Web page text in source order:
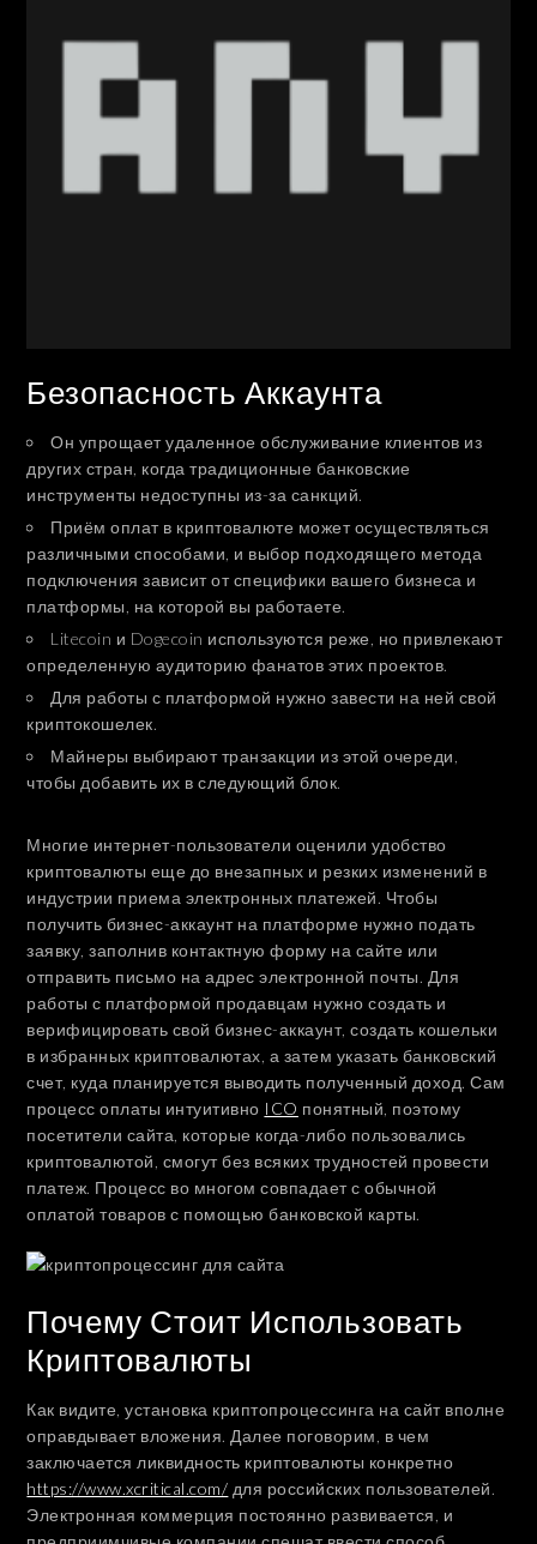
Безопасность Аккаунта
Он упрощает удаленное обслуживание клиентов из
других стран, когда традиционные банковские
инструменты недоступны из-за санкций.
Приём оплат в криптовалюте может осуществляться
различными способами, и выбор подходящего метода
подключения зависит от специфики вашего бизнеса и
платформы, на которой вы работаете.
Litecoin и Dogecoin используются реже, но привлекают
определенную аудиторию фанатов этих проектов.
Для работы с платформой нужно завести на ней свой
криптокошелек.
Майнеры выбирают транзакции из этой очереди,
чтобы добавить их в следующий блок.
Многие интернет-пользователи оценили удобство
криптовалюты еще до внезапных и резких изменений в
индустрии приема электронных платежей. Чтобы
получить бизнес-аккаунт на платформе нужно подать
заявку, заполнив контактную форму на сайте или
отправить письмо на адрес электронной почты. Для
работы с платформой продавцам нужно создать и
верифицировать свой бизнес-аккаунт, создать кошельки
в избранных криптовалютах, а затем указать банковский
счет, куда планируется выводить полученный доход. Сам
процесс оплаты интуитивно ICO понятный, поэтому
посетители сайта, которые когда-либо пользовались
криптовалютой, смогут без всяких трудностей провести
платеж. Процесс во многом совпадает с обычной
оплатой товаров с помощью банковской карты.
Почему Стоит Использовать
Криптовалюты
Как видите, установка криптопроцессинга на сайт вполне
оправдывает вложения. Далее поговорим, в чем
заключается ликвидность криптовалюты конкретно
https://www.xcritical.com/ для российских пользователей.
Электронная коммерция постоянно развивается, и